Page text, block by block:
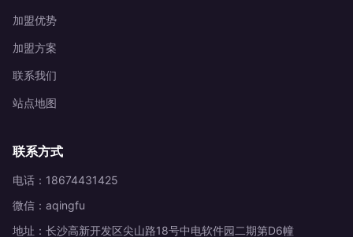
加盟优势
加盟方案
联系我们
站点地图
联系方式
电话：18674431425
微信：aqingfu
地址：长沙高新开发区尖山路18号中电软件园二期第D6幢